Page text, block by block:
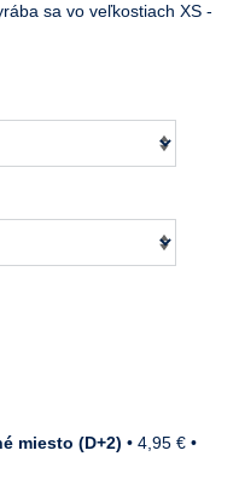
sa vo veľkostiach XS -
miesto (D+2) • 4,95 € •